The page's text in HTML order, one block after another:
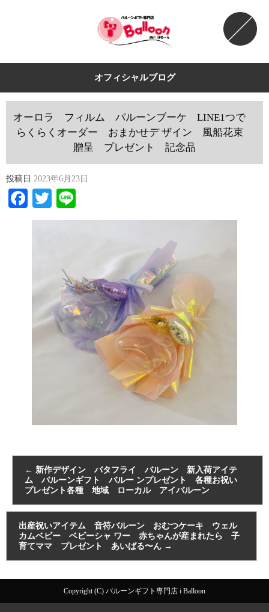
オフィシャルブログ
オーロラ フィルム バルーンブーケ LINE1つで
らくらくオーダー おまかせデ ザイン 風船花束
贈呈 プレゼント 記念品
投稿日 2023年6月23日
Facebook
Twitter
← 新作デザイン バタフライ バルーン 新入荷アイテ
ム バルーンギフト バルー ンプレゼント 各種お祝い
プレゼント各種 地域 ローカル アイバルーン
出産祝いアイテム 音符バルーン おむつケーキ ウェル
カムベビー ベビーシャ ワー 赤ちゃんが産まれたら 子
育てママ プレゼント あいばる〜ん →
Copyright (C) バルーンギフト専門店 i Balloon